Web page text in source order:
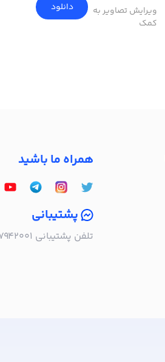
ویرایش تصاویر به
کمک
دانلود
همراه ما باشید
پشتیبانی
تلفن پشتیبانی ۰۲۱۵۷۹۴۲۰۰۱ | به صورت تلفنی پاسخگوی شما هستیم!